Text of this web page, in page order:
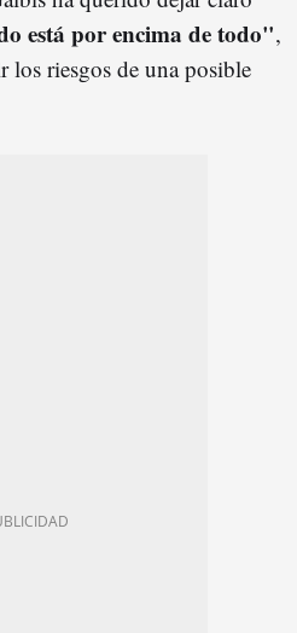
está por encima de todo",
los riesgos de una posible